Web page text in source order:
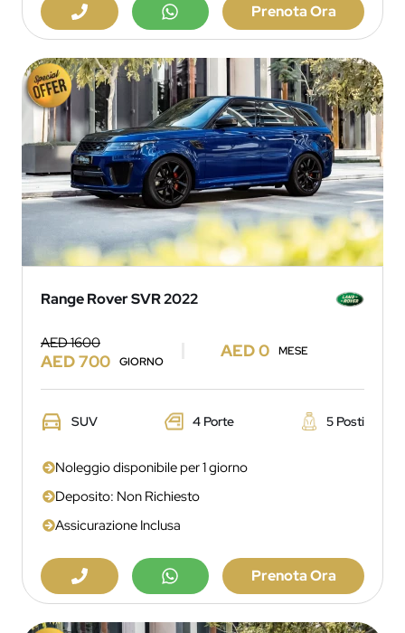
Prenota Ora
Range Rover SVR 2022
AED 1600
AED 700 GIORNO
AED 0 MESE
SUV 4 Porte 5 Posti
Noleggio disponibile per 1 giorno
Deposito: Non Richiesto
Assicurazione Inclusa
Prenota Ora